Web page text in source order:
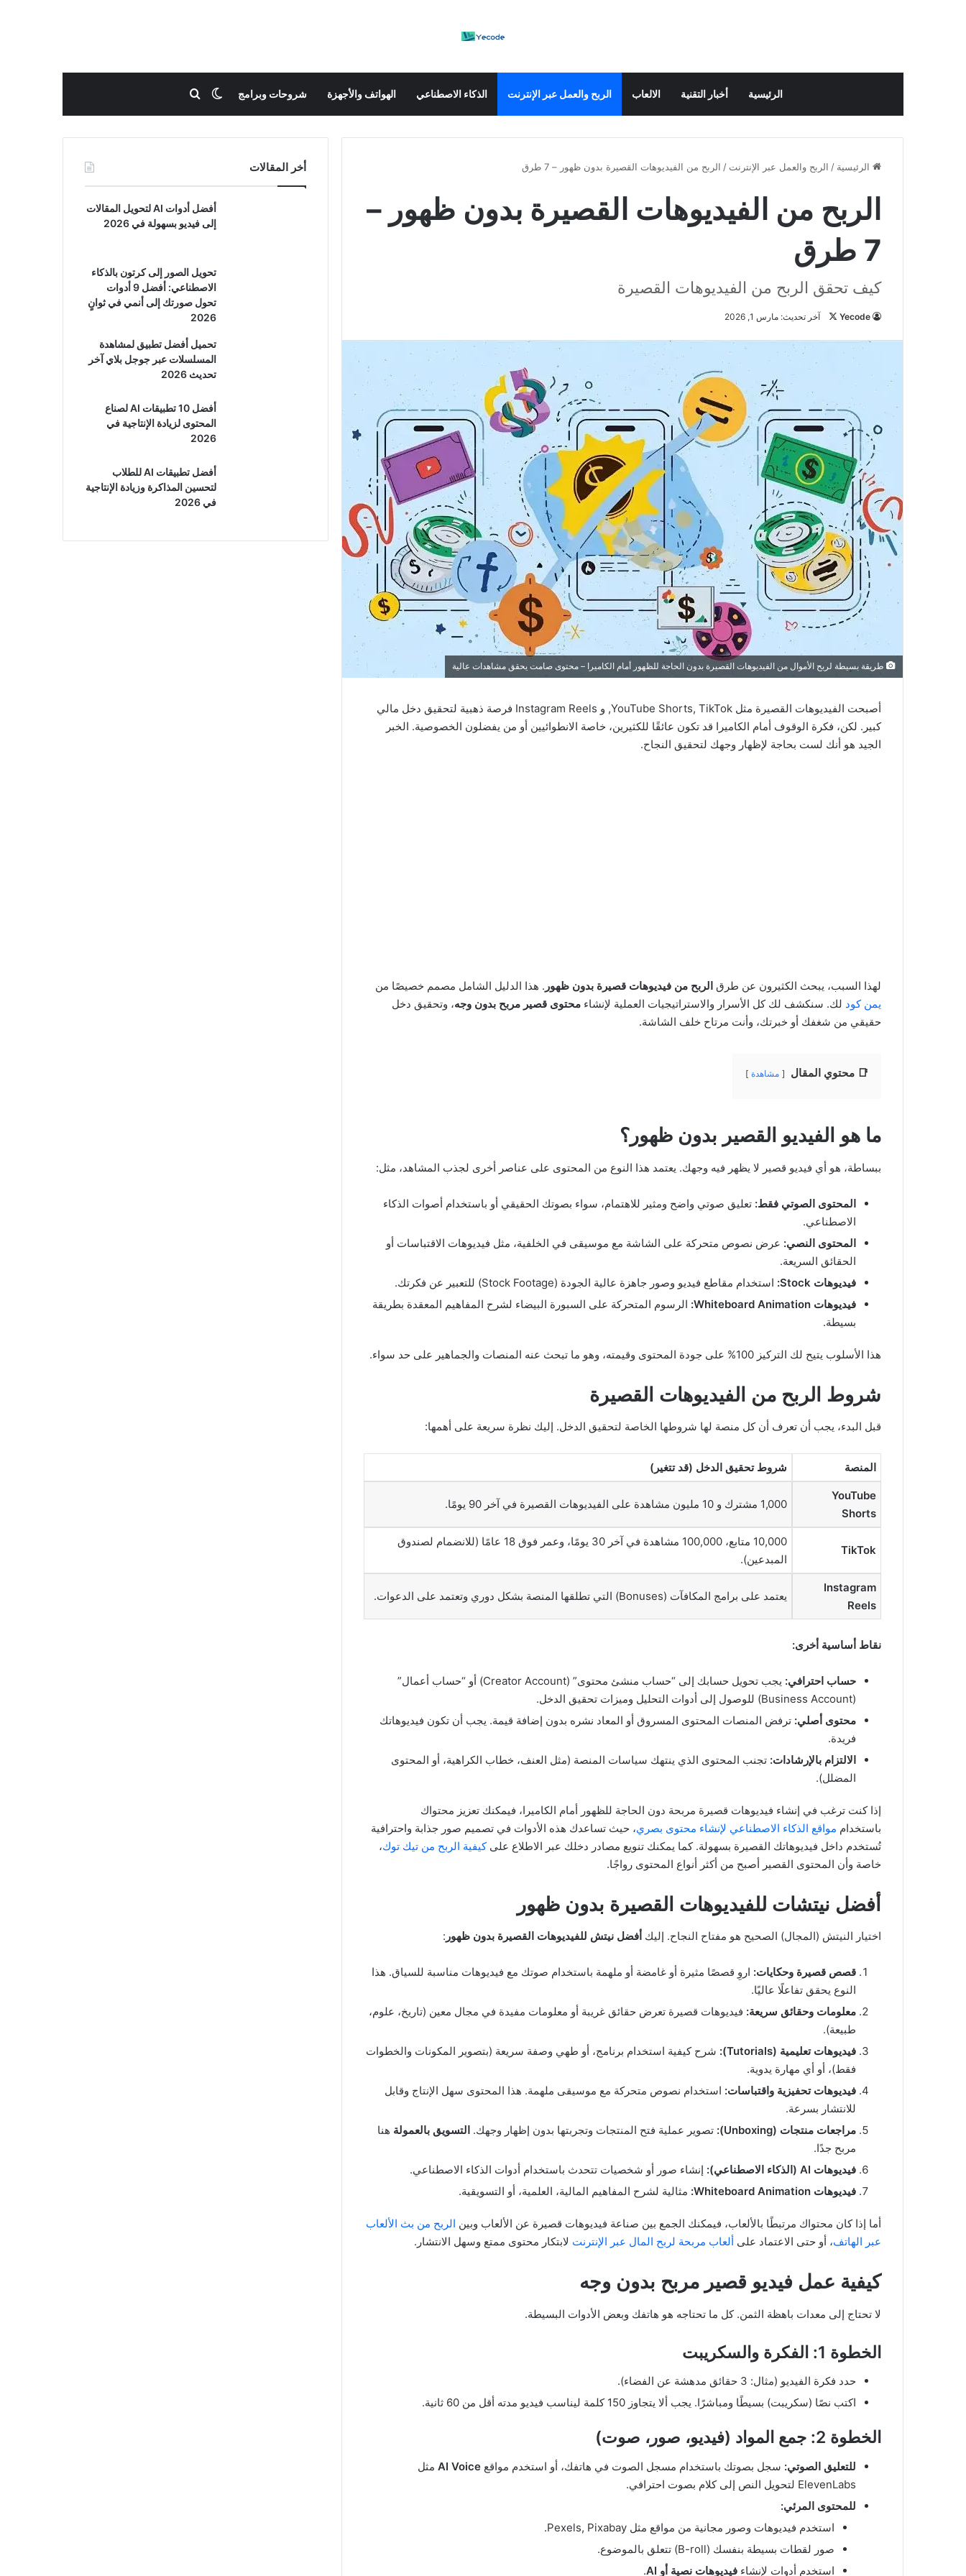
الرئيسية أخبار التقنية الالعاب الربح والعمل عبر الإنترنت الذكاء الاصطناعي الهواتف والأجهزة شروحات وبرامج الوضع المظلم
الرئيسية / الربح والعمل عبر الإنترنت / الربح من الفيديوهات القصيرة بدون ظهور – 7 طرق
الربح من الفيديوهات القصيرة بدون ظهور –
7 طرق
كيف تحقق الربح من الفيديوهات القصيرة
Yecode
ل
ى
آخر تحديث: مارس 1, 2026
طريقة بسيطة لربح الأموال من الفيديوهات القصيرة بدون الحاجة للظهور أمام الكاميرا – محتوى صامت يحقق مشاهدات عالية
أصبحت الفيديوهات القصيرة مثل YouTube Shorts, TikTok, و Instagram Reels فرصة ذهبية لتحقيق دخل مالي
كبير. لكن، فكرة الوقوف أمام الكاميرا قد تكون عائقًا للكثيرين، خاصة الانطوائيين أو من يفضلون الخصوصية. الخبر
الجيد هو أنك لست بحاجة لإظهار وجهك لتحقيق النجاح.
لهذا السبب، يبحث الكثيرون عن طرق الربح من فيديوهات قصيرة بدون ظهور . هذا الدليل الشامل مصمم خصيصًا من
يمن كود لك. سنكشف لك كل الأسرار والاستراتيجيات العملية لإنشاء محتوى قصير مربح بدون وجه، وتحقيق دخل
حقيقي من شغفك أو خبرتك، وأنت مرتاح خلف الشاشة.
📑 محتوي المقال مشاهدة
ما هو الفيديو القصير بدون ظهور؟
ببساطة، هو أي فيديو قصير لا يظهر فيه وجهك. يعتمد هذا النوع من المحتوى على عناصر أخرى لجذب المشاهد، مثل:
المحتوى الصوتي فقط: تعليق صوتي واضح ومثير للاهتمام، سواء بصوتك الحقيقي أو باستخدام أصوات الذكاء
الاصطناعي.
المحتوى النصي: عرض نصوص متحركة على الشاشة مع موسيقى في الخلفية، مثل فيديوهات الاقتباسات أو
الحقائق السريعة.
فيديوهات Stock:
استخدام مقاطع فيديو وصور جاهزة عالية الجودة (Stock Footage) للتعبير عن فكرتك.
فيديوهات Whiteboard Animation:
الرسوم المتحركة على السبورة البيضاء لشرح المفاهيم المعقدة بطريقة
بسيطة.
هذا الأسلوب يتيح لك التركيز 100% على جودة المحتوى وقيمته، وهو ما تبحث عنه المنصات والجماهير على حد سواء.
شروط الربح من الفيديوهات القصيرة
قبل البدء، يجب أن تعرف أن كل منصة لها شروطها الخاصة لتحقيق الدخل. إليك نظرة سريعة على أهمها:
المنصة شروط تحقيق الدخل (قد تتغير)
YouTube
Shorts
1,000 مشترك و 10 مليون مشاهدة على الفيديوهات القصيرة في آخر 90 يومًا.
TikTok
10,000 متابع، 100,000 مشاهدة في آخر 30 يومًا، وعمر فوق 18 عامًا (للانضمام لصندوق
المبدعين).
Instagram
Reels
يعتمد على برامج المكافآت (Bonuses) التي تطلقها المنصة بشكل دوري وتعتمد على الدعوات.
نقاط أساسية أخرى:
حساب احترافي:
يجب تحويل حسابك إلى “حساب منشئ محتوى” (Creator Account) أو “حساب أعمال”
(Business Account) للوصول إلى أدوات التحليل وميزات تحقيق الدخل.
محتوى أصلي: ترفض المنصات المحتوى المسروق أو المعاد نشره بدون إضافة قيمة. يجب أن تكون فيديوهاتك
فريدة.
الالتزام بالإرشادات: تجنب المحتوى الذي ينتهك سياسات المنصة (مثل العنف، خطاب الكراهية، أو المحتوى
المضلل).
إذا كنت ترغب في إنشاء فيديوهات قصيرة مربحة دون الحاجة للظهور أمام الكاميرا، فيمكنك تعزيز محتواك
باستخدام مواقع الذكاء الاصطناعي لإنشاء محتوى بصري، حيث تساعدك هذه الأدوات في تصميم صور جذابة واحترافية
تُستخدم داخل فيديوهاتك القصيرة بسهولة. كما يمكنك تنويع مصادر دخلك عبر الاطلاع علىكيفية الربح من تيك توك،
خاصة وأن المحتوى القصير أصبح من أكثر أنواع المحتوى رواجًا.
أفضل نيتشات للفيديوهات القصيرة بدون ظهور
اختيار النيتش (المجال) الصحيح هو مفتاح النجاح. إليك أفضل نيتش للفيديوهات القصيرة بدون ظهور :
قصص قصيرة وحكايات: اروِ قصصًا مثيرة أو غامضة أو ملهمة باستخدام صوتك مع فيديوهات مناسبة للسياق. هذا
النوع يحقق تفاعلًا عاليًا.
معلومات وحقائق سريعة: فيديوهات قصيرة تعرض حقائق غريبة أو معلومات مفيدة في مجال معين (تاريخ، علوم،
طبيعة).
فيديوهات تعليمية (Tutorials):
شرح كيفية استخدام برنامج، أو طهي وصفة سريعة (بتصوير المكونات والخطوات
فقط)، أو أي مهارة يدوية.
فيديوهات تحفيزية واقتباسات: استخدام نصوص متحركة مع موسيقى ملهمة. هذا المحتوى سهل الإنتاج وقابل
للانتشار بسرعة.
مراجعات منتجات (Unboxing):
تصوير عملية فتح المنتجات وتجربتها بدون إظهار وجهك. التسويق بالعمولة هنا
مربح جدًا.
فيديوهات AI (الذكاء الاصطناعي):
إنشاء صور أو شخصيات تتحدث باستخدام أدوات الذكاء الاصطناعي.
فيديوهات Whiteboard Animation:
مثالية لشرح المفاهيم المالية، العلمية، أو التسويقية.
أما إذا كان محتواك مرتبطًا بالألعاب، فيمكنك الجمع بين صناعة فيديوهات قصيرة عن الألعاب وبين الربح من بث الألعاب
عبر الهاتف، أو حتى الاعتماد على ألعاب مربحة لربح المال عبر الإنترنت لابتكار محتوى ممتع وسهل الانتشار.
كيفية عمل فيديو قصير مربح بدون وجه
لا تحتاج إلى معدات باهظة الثمن. كل ما تحتاجه هو هاتفك وبعض الأدوات البسيطة.
الخطوة 1: الفكرة والسكريبت
حدد فكرة الفيديو (مثال: 3 حقائق مدهشة عن الفضاء).
اكتب نصًا (سكريبت) بسيطًا ومباشرًا. يجب ألا يتجاوز 150 كلمة ليناسب فيديو مدته أقل من 60 ثانية.
الخطوة 2: جمع المواد (فيديو، صور، صوت)
للتعليق الصوتي: سجل بصوتك باستخدام مسجل الصوت في هاتفك، أو استخدم مواقع AI Voice مثل
ElevenLabs لتحويل النص إلى كلام بصوت احترافي.
للمحتوى المرئي:
استخدم فيديوهات وصور مجانية من مواقع مثل Pexels, Pixabay.
صور لقطات بسيطة بنفسك (B-roll) تتعلق بالموضوع.
استخدم أدوات لإنشاء فيديوهات نصية أو AI .
أخر المقالات
أفضل أدوات AI لتحويل المقالات
إلى فيديو بسهولة في 2026
تحويل الصور إلى كرتون بالذكاء
الاصطناعي: أفضل 9 أدوات
تحول صورتك إلى أنمي في ثوانٍ
2026
تحميل أفضل تطبيق لمشاهدة
المسلسلات عبر جوجل بلاي آخر
تحديث 2026
أفضل 10 تطبيقات AI لصناع
المحتوى لزيادة الإنتاجية في
2026
أفضل تطبيقات AI للطلاب
لتحسين المذاكرة وزيادة الإنتاجية
في 2026